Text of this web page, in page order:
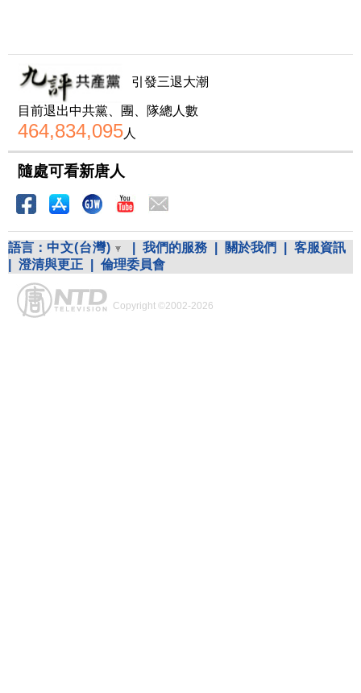
引發三退大潮
目前退出中共黨、團、隊總人數
464,834,095人
隨處可看新唐人
語言： 中文(台灣) 我們的服務 關於我們
客服資訊
澄清與更正 倫理委員會
Copyright ©2002-2026